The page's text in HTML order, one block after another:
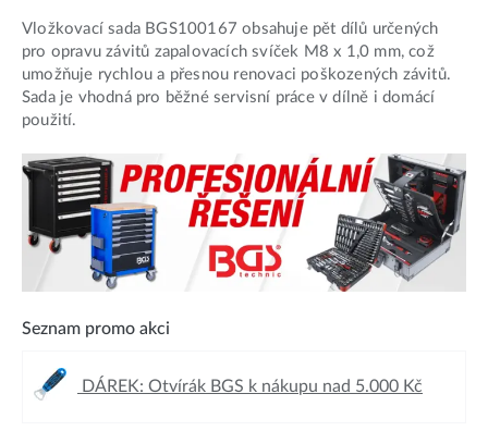
Vložkovací sada BGS100167 obsahuje pět dílů určených
pro opravu závitů zapalovacích svíček M8 x 1,0 mm, což
umožňuje rychlou a přesnou renovaci poškozených závitů.
Sada je vhodná pro běžné servisní práce v dílně i domácí
použití.
Seznam promo akci
DÁREK: Otvírák BGS k nákupu nad 5.000 Kč